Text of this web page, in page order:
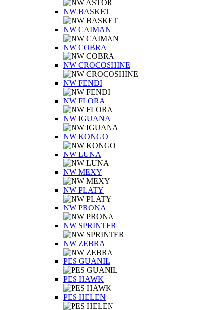
NW BASKET
NW CAIMAN
NW COBRA
NW CROCOSHINE
NW FENDI
NW FLORA
NW IGUANA
NW KONGO
NW LUNA
NW MEXY
NW PLATY
NW PRONA
NW SPRINTER
NW ZEBRA
PES GUANIL
PES HAWK
PES HELEN